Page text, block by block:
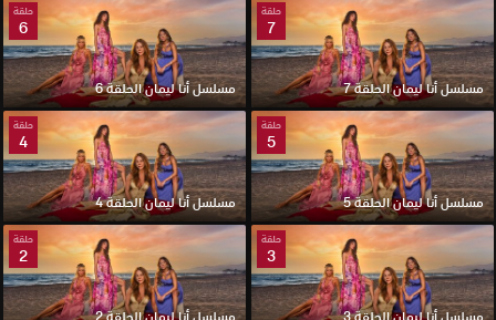
حلقة
7
مسلسل أنا ليمان الحلقة 7
حلقة
6
مسلسل أنا ليمان الحلقة 6
حلقة
5
مسلسل أنا ليمان الحلقة 5
حلقة
4
مسلسل أنا ليمان الحلقة 4
حلقة
3
حلقة
2